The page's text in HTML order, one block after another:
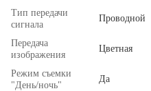
Тип передачи
сигнала
Проводной
Передача
изображения
Цветная
Режим съемки
"День/ночь"
Да